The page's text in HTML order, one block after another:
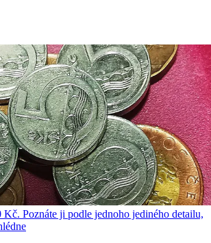
Kč. Poznáte ji podle jednoho jediného detailu,